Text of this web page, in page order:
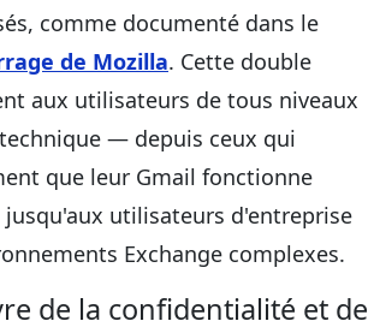
comme documenté dans le
de Mozilla. Cette double
aux utilisateurs de tous niveaux
— depuis ceux qui
que leur Gmail fonctionne
utilisateurs d'entreprise
Exchange complexes.
de la confidentialité et de